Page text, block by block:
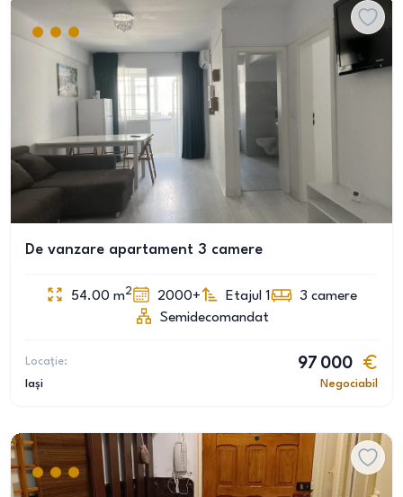
De vanzare apartament 3 camere
54.00 m2 2000+ Etajul 1 3 camere
Semidecomandat
Locație:
Iași
97 000
Negociabil